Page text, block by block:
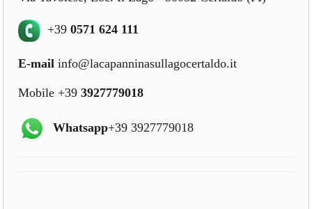
+390571 624 111
E-mail info@lacapanninasullagocertaldo.it
Mobile +393927779018
Whatsapp+39 3927779018